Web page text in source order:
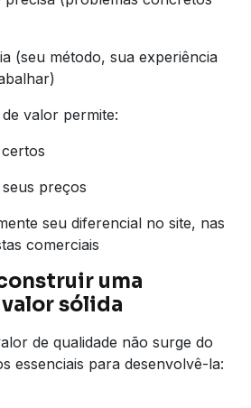
(seu método, sua experiência
valor permite:
preços
seu diferencial no site, nas
comerciais
uma
sólida
de qualidade não surge do
essenciais para desenvolvê-la: